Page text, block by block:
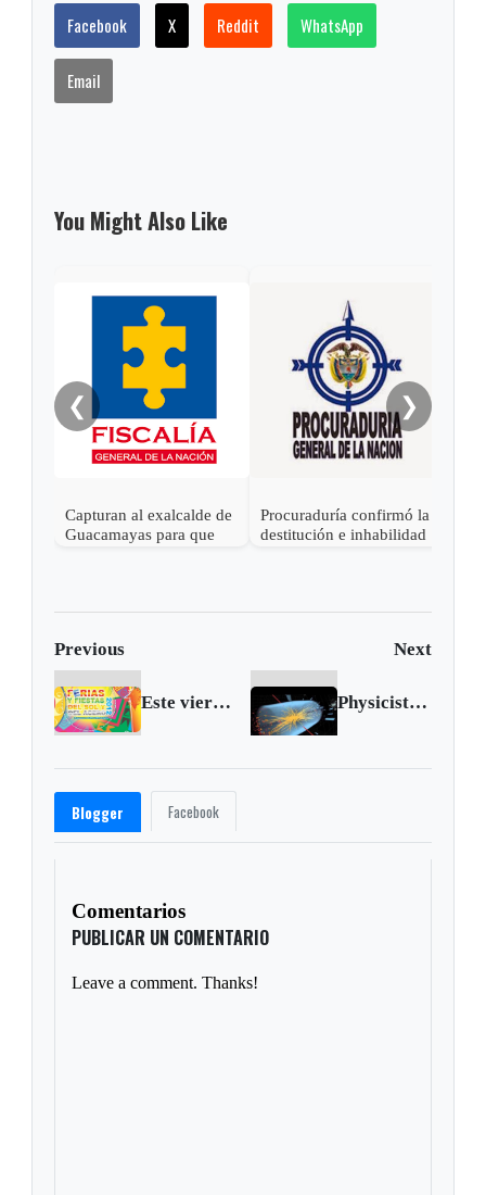
Facebook X Reddit WhatsApp
Email
You Might Also Like
❮
Capturan al exalcalde de
Guacamayas para que
Procuraduría confirmó la
destitución e inhabilidad
❯
Previous Next
Este viernes se lanza la Feria del Sol y del Acero Physicists Celebrate Evidence of 'God Particle'
Blogger Facebook
Comentarios
PUBLICAR UN COMENTARIO
Leave a comment. Thanks!